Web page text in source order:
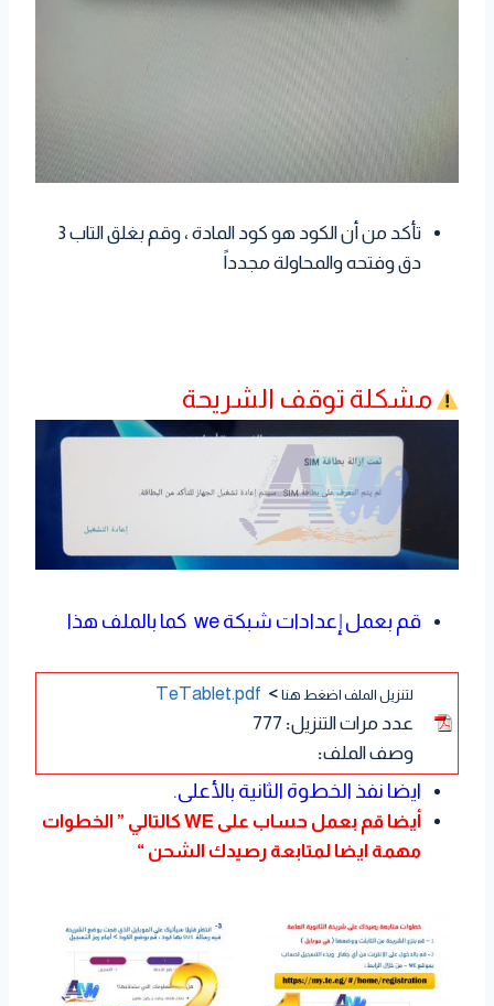
تأكد من أن الكود هو كود المادة ، وقم بغلق التاب 3
دق وفتحه والمحاولة مجدداً
مشكلة توقف الشريحة
قم بعمل إعدادات شبكة we كما بالملف هذا
لتنزيل الملف اضغط هنا >
TeTablet.pdf
عدد مرات التنزيل:
وصف الملف:
ايضا نفذ الخطوة الثانية بالأعلى.
أيضا قم بعمل حساب على WE كالتالي ” الخطوات
مهمة ايضا لمتابعة رصيدك الشحن “